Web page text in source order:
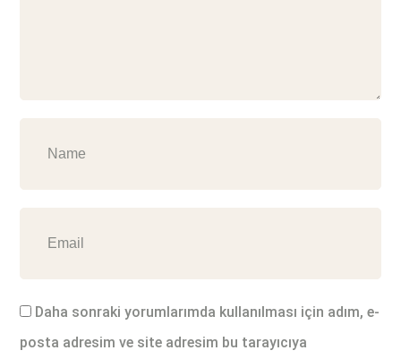
Daha sonraki yorumlarımda kullanılması için adım, e-
posta adresim ve site adresim bu tarayıcıya